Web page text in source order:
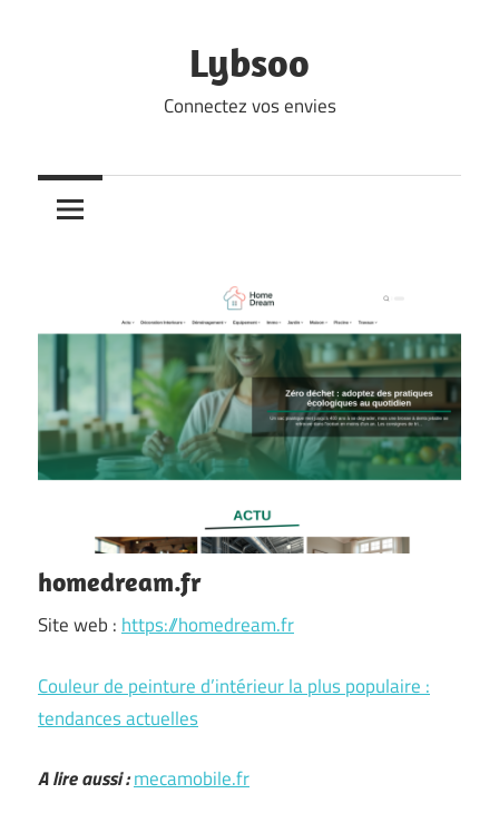
Lybsoo
Connectez vos envies
homedream.fr
Site web : https://homedream.fr
Couleur de peinture d’intérieur la plus populaire :
tendances actuelles
A lire aussi :mecamobile.fr